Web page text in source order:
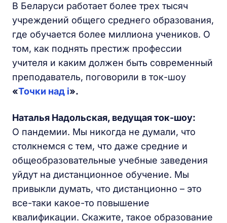
В Беларуси работает более трех тысяч
учреждений общего среднего образования,
где обучается более миллиона учеников. О
том, как поднять престиж профессии
учителя и каким должен быть современный
преподаватель, поговорили в ток-шоу
«Точки над i».
Наталья Надольская, ведущая ток-шоу:
О пандемии. Мы никогда не думали, что
столкнемся с тем, что даже средние и
общеобразовательные учебные заведения
уйдут на дистанционное обучение. Мы
привыкли думать, что дистанционно – это
все-таки какое-то повышение
квалификации. Скажите, такое образование